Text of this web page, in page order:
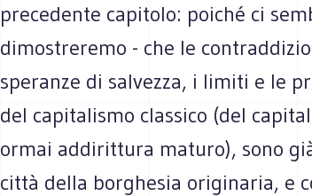
precedente capitolo: poiché ci
dimostreremo - che le
speranze di salvezza, i limiti e le
del capitalismo classico (del
ormai addirittura maturo), sono
città della borghesia originaria, e